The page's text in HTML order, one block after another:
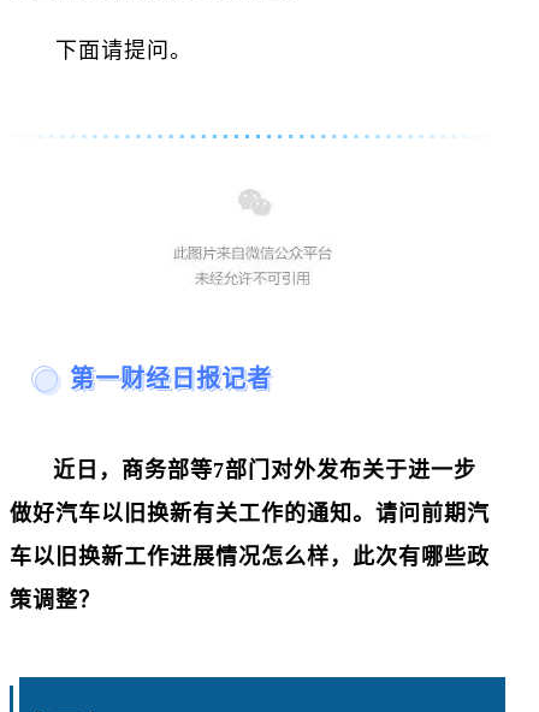
下面请提问。
第一财经日报记者
近日，商务部等7部门对外发布关于进一步
做好汽车以旧换新有关工作的通知。请问前期汽
车以旧换新工作进展情况怎么样，此次有哪些政
策调整？